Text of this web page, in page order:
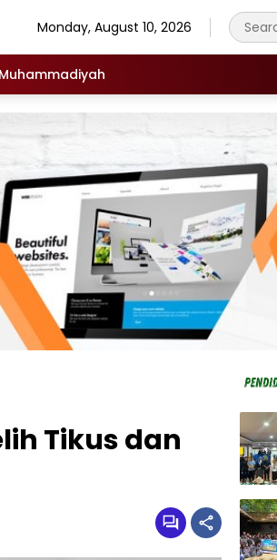
Monday, August 10, 2026
Muhammadiyah
Tikus dan